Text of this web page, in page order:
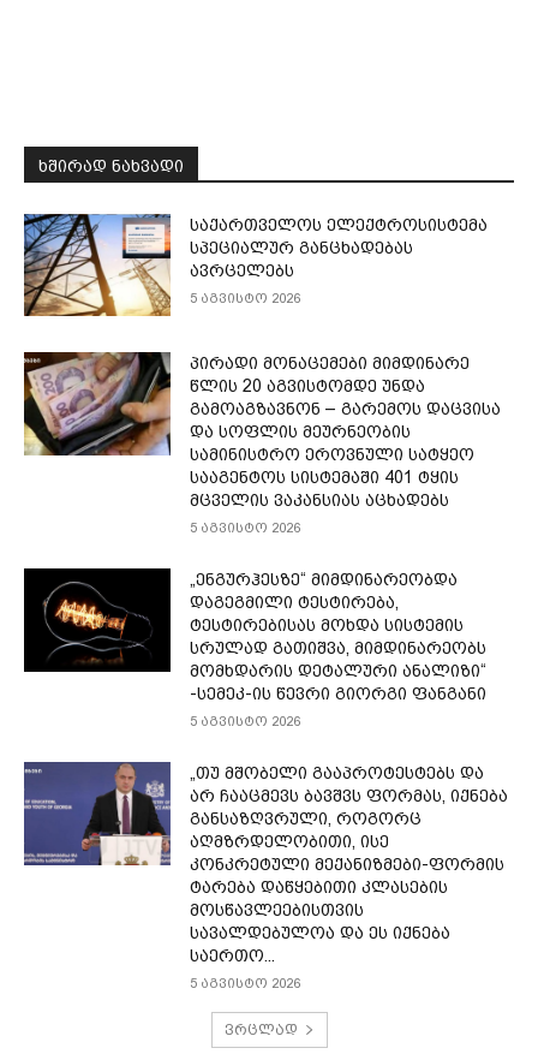
ᲮᲨᲘᲠᲐᲓ ᲜᲐᲮᲕᲐᲓᲘ
საქართველოს ელექტროსისტემა
სპეციალურ განცხადებას
ავრცელებს
5 აგვისტო 2026
პირადი მონაცემები მიმდინარე
წლის 20 აგვისტომდე უნდა
გამოაგზავნონ – გარემოს დაცვისა
და სოფლის მეურნეობის
სამინისტრო ეროვნული სატყეო
სააგენტოს სისტემაში 401 ტყის
მცველის ვაკანსიას აცხადებს
5 აგვისტო 2026
„ენგურჰესზე“ მიმდინარეობდა
დაგეგმილი ტესტირება,
ტესტირებისას მოხდა სისტემის
სრულად გათიშვა, მიმდინარეობს
მომხდარის დეტალური ანალიზი“
-სემეკ-ის წევრი გიორგი ფანგანი
5 აგვისტო 2026
„თუ მშობელი გააპროტესტებს და
არ ჩააცმევს ბავშვს ფორმას, იქნება
განსაზღვრული, როგორც
აღმზრდელობითი, ისე
კონკრეტული მექანიზმები-ფორმის
ტარება დაწყებითი კლასების
მოსწავლეებისთვის
სავალდებულოა და ეს იქნება
საერთო...
5 აგვისტო 2026
ვრცლად